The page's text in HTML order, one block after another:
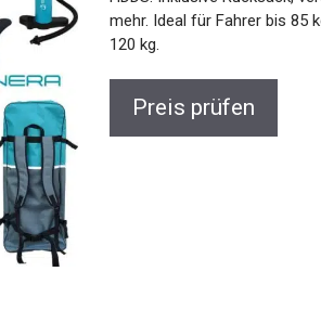
mehr. Ideal für Fahrer bis 85
120 kg.
Preis prüfen